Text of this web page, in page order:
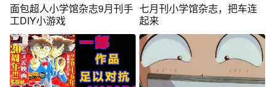
面包超人小学馆杂志9月刊手
工DIY小游戏
七月刊小学馆杂志，把车连
起来